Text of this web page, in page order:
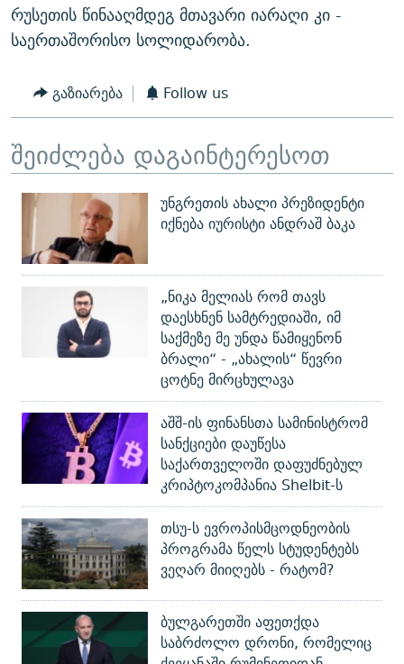
რუსეთის წინააღმდეგ მთავარი იარაღი კი -
საერთაშორისო სოლიდარობა.
გაზიარება Follow us
შეიძლება დაგაინტერესოთ
უნგრეთის ახალი პრეზიდენტი
იქნება იურისტი ანდრაშ ბაკა
„ნიკა მელიას რომ თავს
დაესხნენ სამტრედიაში, იმ
საქმეზე მე უნდა წამიყენონ
ბრალი“ - „ახალის“ წევრი
ცოტნე მირცხულავა
აშშ-ის ფინანსთა სამინისტრომ
სანქციები დაუწესა
საქართველოში დაფუძნებულ
კრიპტოკომპანია Shelbit-ს
თსუ-ს ევროპისმცოდნეობის
პროგრამა წელს სტუდენტებს
ვეღარ მიიღებს - რატომ?
ბულგარეთში აფეთქდა
საბრძოლო დრონი, რომელიც